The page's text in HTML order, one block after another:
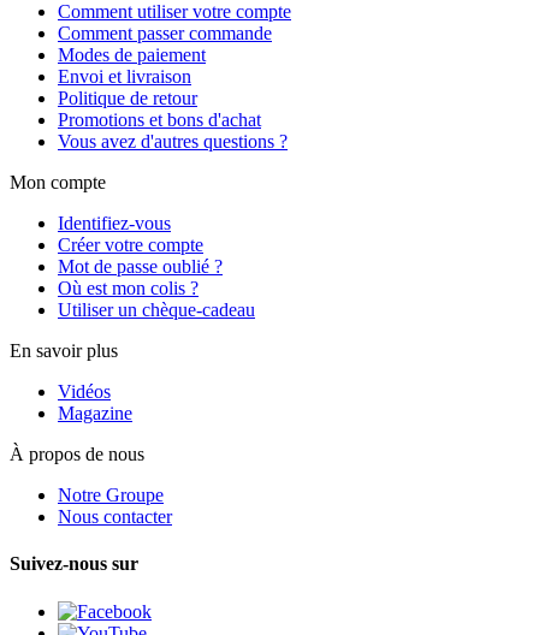
Comment utiliser votre compte
Comment passer commande
Modes de paiement
Envoi et livraison
Politique de retour
Promotions et bons d'achat
Vous avez d'autres questions ?
Mon compte
Identifiez-vous
Créer votre compte
Mot de passe oublié ?
Où est mon colis ?
Utiliser un chèque-cadeau
En savoir plus
Vidéos
Magazine
À propos de nous
Notre Groupe
Nous contacter
Suivez-nous sur